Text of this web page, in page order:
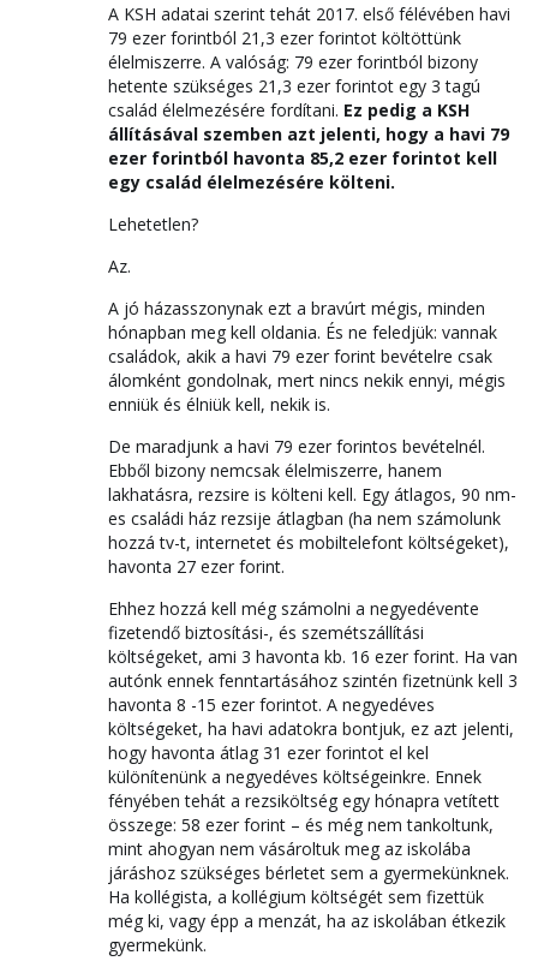
A KSH adatai szerint tehát 2017. első félévében havi
79 ezer forintból 21,3 ezer forintot költöttünk
élelmiszerre. A valóság: 79 ezer forintból bizony
hetente szükséges 21,3 ezer forintot egy 3 tagú
család élelmezésére fordítani. Ez pedig a KSH
állításával szemben azt jelenti, hogy a havi 79
ezer forintból havonta 85,2 ezer forintot kell
egy család élelmezésére költeni.
Lehetetlen?
Az.
A jó házasszonynak ezt a bravúrt mégis, minden
hónapban meg kell oldania. És ne feledjük: vannak
családok, akik a havi 79 ezer forint bevételre csak
álomként gondolnak, mert nincs nekik ennyi, mégis
enniük és élniük kell, nekik is.
De maradjunk a havi 79 ezer forintos bevételnél.
Ebből bizony nemcsak élelmiszerre, hanem
lakhatásra, rezsire is költeni kell. Egy átlagos, 90 nm-
es családi ház rezsije átlagban (ha nem számolunk
hozzá tv-t, internetet és mobiltelefont költségeket),
havonta 27 ezer forint.
Ehhez hozzá kell még számolni a negyedévente
fizetendő biztosítási-, és szemétszállítási
költségeket, ami 3 havonta kb. 16 ezer forint. Ha van
autónk ennek fenntartásához szintén fizetnünk kell 3
havonta 8 -15 ezer forintot. A negyedéves
költségeket, ha havi adatokra bontjuk, ez azt jelenti,
hogy havonta átlag 31 ezer forintot el kel
különítenünk a negyedéves költségeinkre. Ennek
fényében tehát a rezsiköltség egy hónapra vetített
összege: 58 ezer forint – és még nem tankoltunk,
mint ahogyan nem vásároltuk meg az iskolába
járáshoz szükséges bérletet sem a gyermekünknek.
Ha kollégista, a kollégium költségét sem fizettük
még ki, vagy épp a menzát, ha az iskolában étkezik
gyermekünk.